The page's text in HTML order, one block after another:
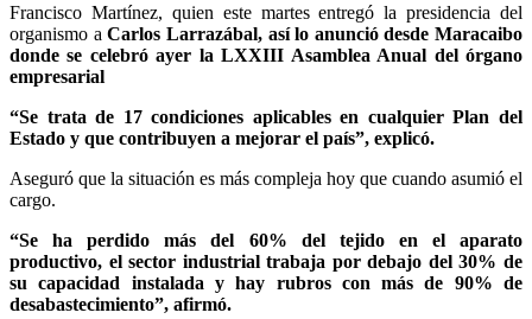
Francisco Martínez, quien este martes entregó la presidencia del
organismo aCarlos Larrazábal, así lo anunció desde Maracaibo
donde se celebró ayer la LXXIII Asamblea Anual del órgano
empresarial
“Se trata de 17 condiciones aplicables en cualquier Plan del
Estado y que contribuyen a mejorar el país”, explicó.
Aseguró que la situación es más compleja hoy que cuando asumió el
cargo.
“Se ha perdido más del 60% del tejido en el aparato
productivo, el sector industrial trabaja por debajo del 30% de
su capacidad instalada y hay rubros con más de 90% de
desabastecimiento”, afirmó.